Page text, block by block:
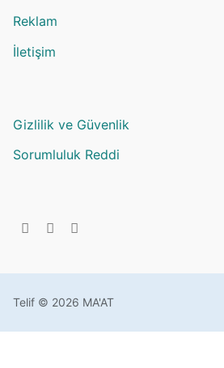
Reklam
İletişim
Gizlilik ve Güvenlik
Sorumluluk Reddi
Telif © 2026 MA'AT